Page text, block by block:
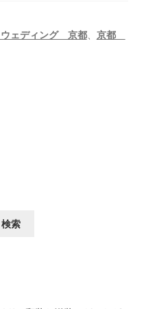
ウェディング 京都、 京都
検索